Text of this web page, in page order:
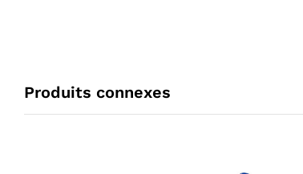
Produits connexes